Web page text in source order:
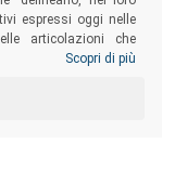
espressi oggi nelle
articolazioni che
universitaria. Da tale
teorica, e
contraddittorio e
Scopri di più